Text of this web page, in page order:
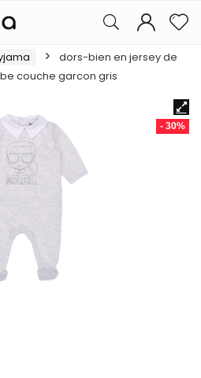
dors-bien en jersey de
couche garcon gris
- 30%